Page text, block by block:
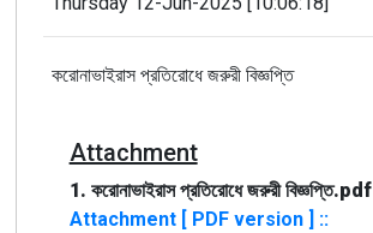
করোনাভাইরাস প্রতিরোধে জরুরী বিজ্ঞপ্তি
Attachment
1. করোনাভাইরাস প্রতিরোধে জরুরী বিজ্ঞপ্তি.pdf
Attachment [ PDF version ] ::